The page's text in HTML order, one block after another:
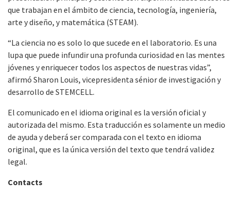
que trabajan en el ámbito de ciencia, tecnología, ingeniería,
arte y diseño, y matemática (STEAM).
“La ciencia no es solo lo que sucede en el laboratorio. Es una
lupa que puede infundir una profunda curiosidad en las mentes
jóvenes y enriquecer todos los aspectos de nuestras vidas”,
afirmó Sharon Louis, vicepresidenta sénior de investigación y
desarrollo de STEMCELL.
El comunicado en el idioma original es la versión oficial y
autorizada del mismo. Esta traducción es solamente un medio
de ayuda y deberá ser comparada con el texto en idioma
original, que es la única versión del texto que tendrá validez
legal.
Contacts